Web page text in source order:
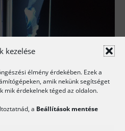
kezelése
élmény érdekében. Ezek a
amik nekünk segítséget
mik érdekelnek téged az oldalon.
a Beállítások mentése